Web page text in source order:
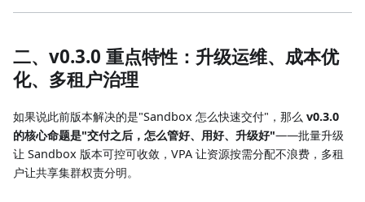
二、v0.3.0 重点特性：升级运维、成本优
化、多租户治理
如果说此前版本解决的是"Sandbox 怎么快速交付"，那么 v0.3.0
的核心命题是"交付之后，怎么管好、用好、升级好"——批量升级
让 Sandbox 版本可控可收敛，VPA 让资源按需分配不浪费，多租
户让共享集群权责分明。